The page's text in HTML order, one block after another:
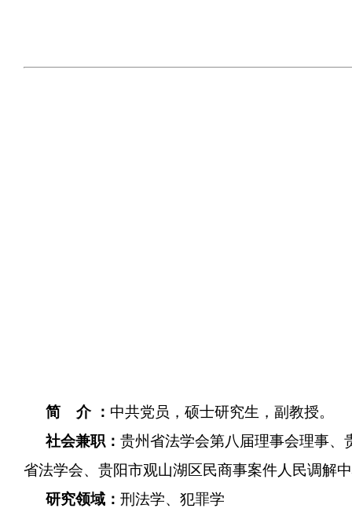
简 介： 中共党员，硕士研究生，副教授。
社会兼职： 贵州省法学会第八届理事会理事
省法学会、贵阳市观山湖区民商事案件人民调解
研究领域： 刑法学、犯罪学